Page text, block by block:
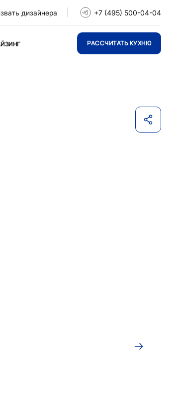
дизайнера +7 (495) 500-04-04
РАССЧИТАТЬ КУХНЮ